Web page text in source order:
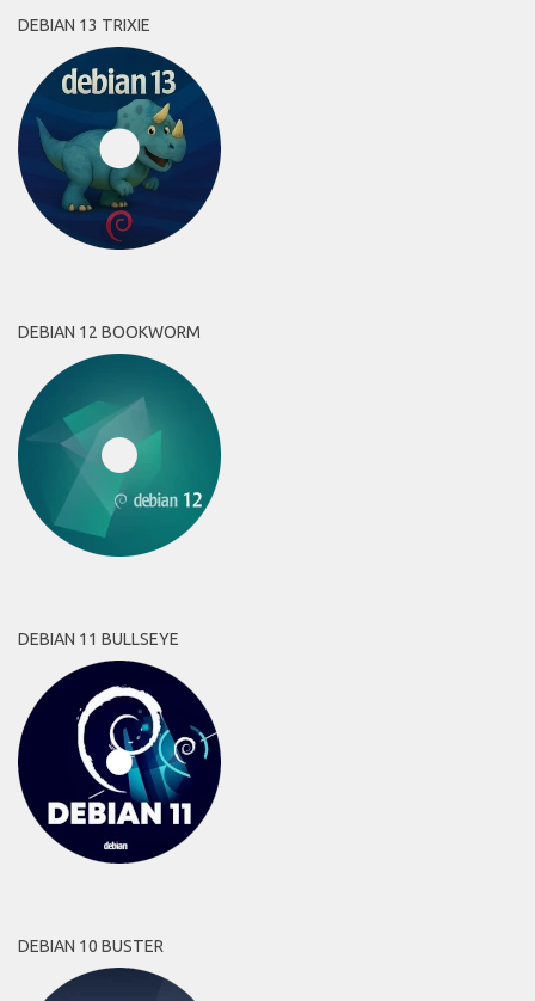
DEBIAN 13 TRIXIE
DEBIAN 12 BOOKWORM
DEBIAN 11 BULLSEYE
DEBIAN 10 BUSTER